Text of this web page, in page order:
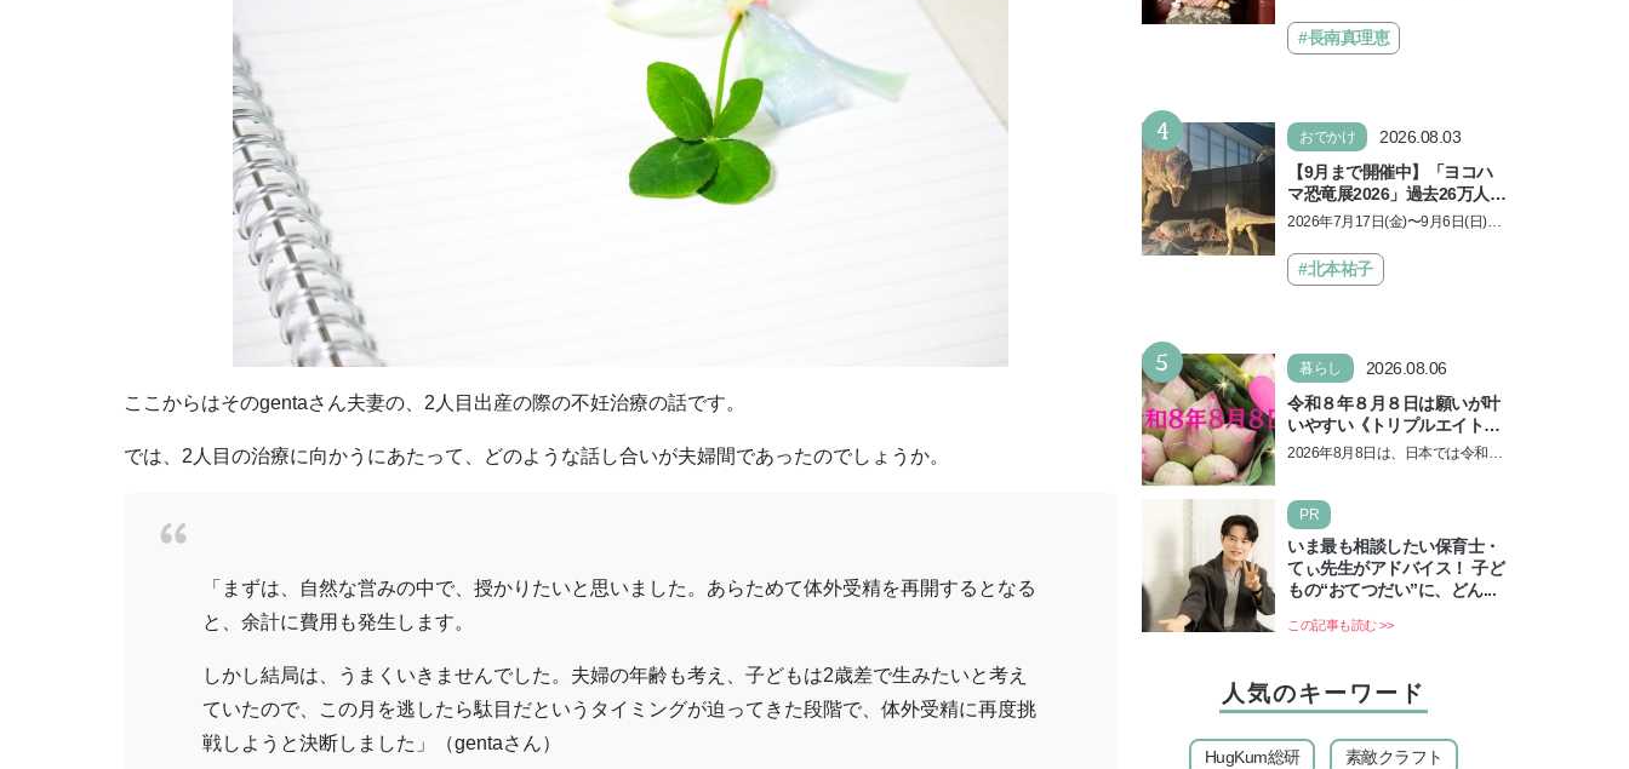
ここからはそのgentaさん夫妻の、2人目出産の際の不妊治療の話です。
では、2人目の治療に向かうにあたって、どのような話し合いが夫婦間であったのでしょうか。
「まずは、自然な営みの中で、授かりたいと思いました。あらためて体外受精を再開するとなる
と、余計に費用も発生します。
しかし結局は、うまくいきませんでした。夫婦の年齢も考え、子どもは2歳差で生みたいと考え
ていたので、この月を逃したら駄目だというタイミングが迫ってきた段階で、体外受精に再度挑
戦しようと決断しました」（gentaさん）
『パウ・パトロール ザ・ダイ
ノ・ムービー』ではあきらめ
の劇場版シリーズ第3弾、映画『パ
ウ・パトロール ザ…
#長南真理恵
4 おでかけ
2026.08.03
【9月まで開催中】「ヨコハ
マ恐竜展2026」過去26万人を
動員した恐竜展が9年ぶりに
しむポイントを完全ガイド
2026年7月17日(金)〜9月6日(日)、
「ヨコハマ恐竜展2026〜恐竜の食
卓大図鑑〜」が開催…
#北本祐子
5 暮らし
2026.08.06
令和８年８月８日は願いが叶
いやすい《トリプルエイト》
の日！ 13日の獅子座の新月
2026年8月8日は、日本では令和8
ズゲート」というとって…
PR
いま最も相談したい保育士・
てぃ先生がアドバイス！ 子ど
もの“おてつだい”に、どん...
この記事も読む >>
人気のキーワード
HugKum総研 素敵クラフト